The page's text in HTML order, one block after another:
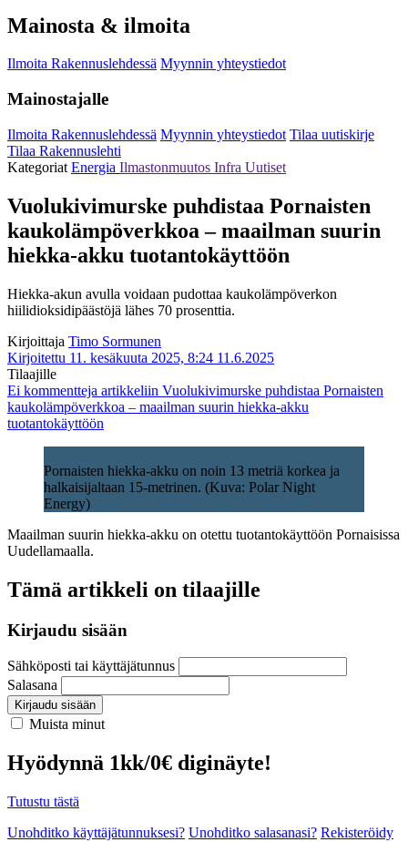
Mainosta & ilmoita
Ilmoita Rakennuslehdessä Myynnin yhteystiedot
Mainostajalle
Ilmoita Rakennuslehdessä Myynnin yhteystiedot Tilaa uutiskirje
Tilaa Rakennuslehti
Kategoriat Energia Ilmastonmuutos Infra Uutiset
Vuolukivimurske puhdistaa Pornaisten
kaukolämpöverkkoa – maailman suurin
hiekka-akku tuotantokäyttöön
Hiekka-akun avulla voidaan pudottaa kaukolämpöverkon
hiilidioksidipäästöjä lähes 70 prosenttia.
Kirjoittaja Timo Sormunen
Kirjoitettu 11. kesäkuuta 2025, 8:24 11.6.2025
Tilaajille
Ei kommentteja artikkeliin Vuolukivimurske puhdistaa Pornaisten
kaukolämpöverkkoa – maailman suurin hiekka-akku
tuotantokäyttöön
Pornaisten hiekka-akku on noin 13 metriä korkea ja
halkaisijaltaan 15-metrinen. (Kuva: Polar Night
Energy)
Maailman suurin hiekka-akku on otettu tuotantokäyttöön Pornaisissa
Uudellamaalla.
Tämä artikkeli on tilaajille
Kirjaudu sisään
Sähköposti tai käyttäjätunnus
Salasana
Kirjaudu sisään
Muista minut
Hyödynnä 1kk/0€ diginäyte!
Tutustu tästä
Unohditko käyttäjätunnuksesi? Unohditko salasanasi? Rekisteröidy